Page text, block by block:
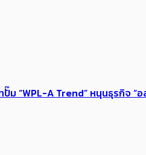
ม “WPL-A Trend” หนุนธุรกิจ